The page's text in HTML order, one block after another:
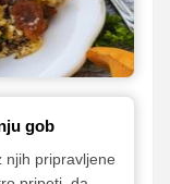
gob
njih pripravljene